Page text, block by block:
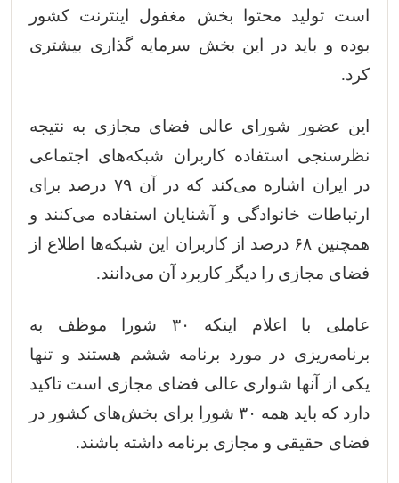
است تولید محتوا بخش مغفول اینترنت کشور
بوده و باید در این بخش سرمایه گذاری بیشتری
کرد.
این عضور شورای عالی فضای مجازی به نتیجه
نظرسنجی استفاده کاربران شبکه‌های اجتماعی
در ایران اشاره می‌کند که در آن ۷۹ درصد برای
ارتباطات خانوادگی و آشنایان استفاده می‌کنند و
همچنین ۶۸ درصد از کاربران این شبکه‌ها اطلاع از
فضای مجازی را دیگر کاربرد آن می‌دانند.
عاملی با اعلام اینکه ۳۰ شورا موظف به
برنامه‌ریزی در مورد برنامه ششم هستند و تنها
یکی از آنها شواری عالی فضای مجازی است تاکید
دارد که باید همه ۳۰ شورا برای بخش‌های کشور در
فضای حقیقی و مجازی برنامه داشته باشند.